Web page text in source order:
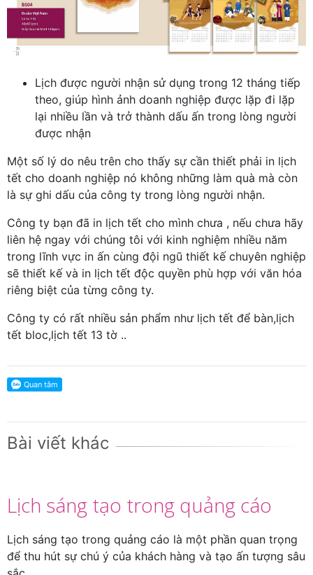
Lịch được người nhận sử dụng trong 12 tháng tiếp
theo, giúp hình ảnh doanh nghiệp được lặp đi lặp
lại nhiều lần và trở thành dấu ấn trong lòng người
được nhận
Một số lý do nêu trên cho thấy sự cần thiết phải in lịch
tết cho doanh nghiệp nó không những làm quà mà còn
là sự ghi dấu của công ty trong lòng người nhận.
Công ty bạn đã in lịch tết cho mình chưa , nếu chưa hãy
liên hệ ngay với chúng tôi với kinh nghiệm nhiều năm
trong lĩnh vực in ấn cùng đội ngũ thiết kế chuyên nghiệp
sẽ thiết kế và in lịch tết độc quyền phù hợp với văn hóa
riêng biệt của từng công ty.
Công ty có rất nhiều sản phẩm như lịch tết để bàn,lịch
tết bloc,lịch tết 13 tờ ..
Bài viết khác
Lịch sáng tạo trong quảng cáo
Lịch sáng tạo trong quảng cáo là một phần quan trọng
để thu hút sự chú ý của khách hàng và tạo ấn tượng sâu